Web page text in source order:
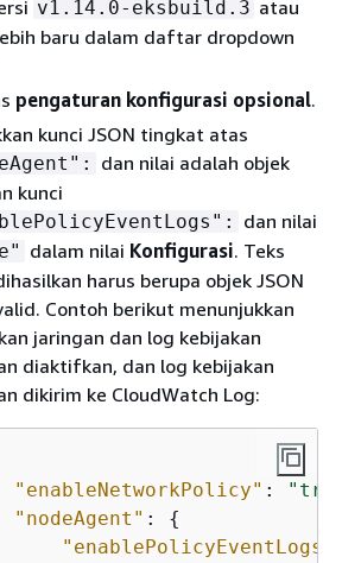
v1.14.0-eksbuild.3 atau
baru dalam daftar dropdown
pengaturan konfigurasi opsional.
kunci JSON tingkat atas
dan nilai adalah objek
kunci
dan nilai
dalam nilai Konfigurasi. Teks
harus berupa objek JSON
Contoh berikut menunjukkan
jaringan dan log kebijakan
diaktifkan, dan log kebijakan
dikirim ke CloudWatch Log:
"enableNetworkPolicy" : "true"
"nodeAgent" : {
"enablePolicyEventLogs"